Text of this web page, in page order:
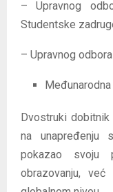
– Upravnog
Studentske
– Upravnog
Dvostruki dobitnik
na unapređenju
pokazao svoju
obrazovanju,